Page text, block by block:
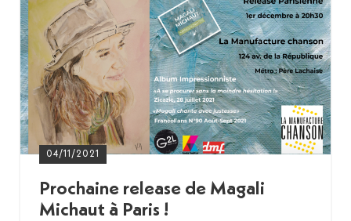
04/11/2021
Prochaine release de Magali
Michaut à Paris !